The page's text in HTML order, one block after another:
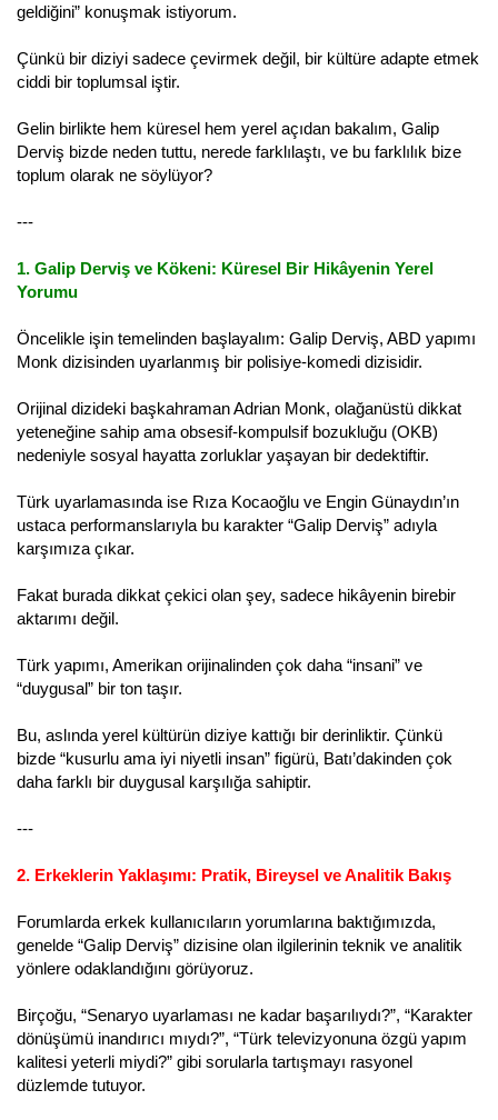
geldiğini” konuşmak istiyorum.
Çünkü bir diziyi sadece çevirmek değil, bir kültüre adapte etmek
ciddi bir toplumsal iştir.
Gelin birlikte hem küresel hem yerel açıdan bakalım, Galip
Derviş bizde neden tuttu, nerede farklılaştı, ve bu farklılık bize
toplum olarak ne söylüyor?
---
1. Galip Derviş ve Kökeni: Küresel Bir Hikâyenin Yerel
Yorumu
Öncelikle işin temelinden başlayalım: Galip Derviş, ABD yapımı
Monk dizisinden uyarlanmış bir polisiye-komedi dizisidir.
Orijinal dizideki başkahraman Adrian Monk, olağanüstü dikkat
yeteneğine sahip ama obsesif-kompulsif bozukluğu (OKB)
nedeniyle sosyal hayatta zorluklar yaşayan bir dedektiftir.
Türk uyarlamasında ise Rıza Kocaoğlu ve Engin Günaydın’ın
ustaca performanslarıyla bu karakter “Galip Derviş” adıyla
karşımıza çıkar.
Fakat burada dikkat çekici olan şey, sadece hikâyenin birebir
aktarımı değil.
Türk yapımı, Amerikan orijinalinden çok daha “insani” ve
“duygusal” bir ton taşır.
Bu, aslında yerel kültürün diziye kattığı bir derinliktir. Çünkü
bizde “kusurlu ama iyi niyetli insan” figürü, Batı’dakinden çok
daha farklı bir duygusal karşılığa sahiptir.
---
2. Erkeklerin Yaklaşımı: Pratik, Bireysel ve Analitik Bakış
Forumlarda erkek kullanıcıların yorumlarına baktığımızda,
genelde “Galip Derviş” dizisine olan ilgilerinin teknik ve analitik
yönlere odaklandığını görüyoruz.
Birçoğu, “Senaryo uyarlaması ne kadar başarılıydı?”, “Karakter
dönüşümü inandırıcı mıydı?”, “Türk televizyonuna özgü yapım
kalitesi yeterli miydi?” gibi sorularla tartışmayı rasyonel
düzlemde tutuyor.